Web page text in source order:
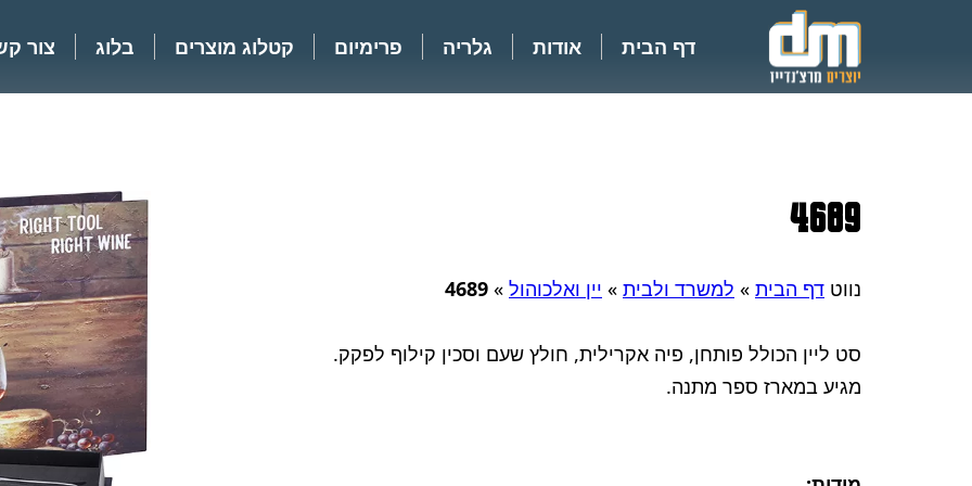
דף הבית אודות גלריה פרימיום קטלוג מוצרים בלוג צור
4689
נווט דף הבית » למשרד ולבית » יין ואלכוהול »
4689
סט ליין הכולל פותחן, פיה אקרילית, חולץ שעם וסכין קילוף לפקק.
מגיע במארז ספר מתנה.